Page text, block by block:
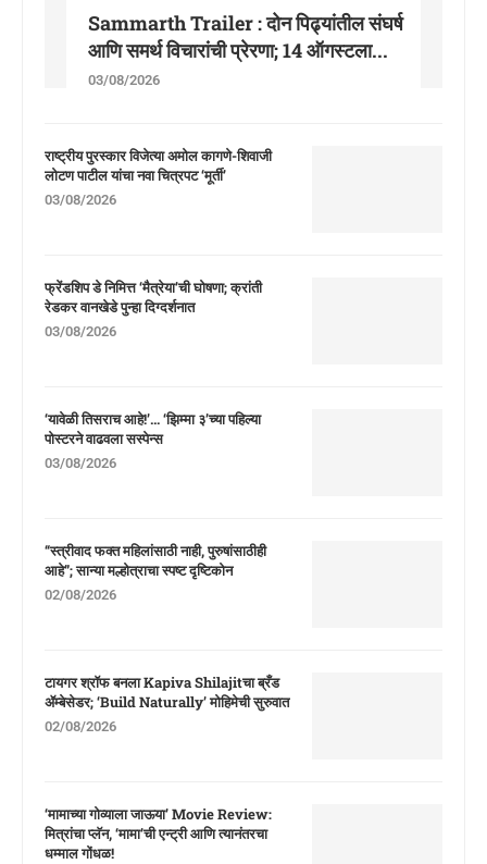
Sammarth Trailer : दोन पिढ्यांतील संघर्ष
आणि समर्थ विचारांची प्रेरणा; 14 ऑगस्टला...
03/08/2026
राष्ट्रीय पुरस्कार विजेत्या अमोल कागणे-शिवाजी
लोटण पाटील यांचा नवा चित्रपट ‘मूर्ती’
03/08/2026
फ्रेंडशिप डे निमित्त ‘मैत्रेया’ची घोषणा; क्रांती
रेडकर वानखेडे पुन्हा दिग्दर्शनात
03/08/2026
‘यावेळी तिसराच आहे!’… ‘झिम्मा ३’च्या पहिल्या
पोस्टरने वाढवला सस्पेन्स
03/08/2026
“स्त्रीवाद फक्त महिलांसाठी नाही, पुरुषांसाठीही
आहे”; सान्या मल्होत्राचा स्पष्ट दृष्टिकोन
02/08/2026
टायगर श्रॉफ बनला Kapiva Shilajitचा ब्रँड
ॲम्बेसेडर; ‘Build Naturally’ मोहिमेची सुरुवात
02/08/2026
‘मामाच्या गोव्याला जाऊया’ Movie Review:
मित्रांचा प्लॅन, ‘मामा’ची एन्ट्री आणि त्यानंतरचा
धम्माल गोंधळ!